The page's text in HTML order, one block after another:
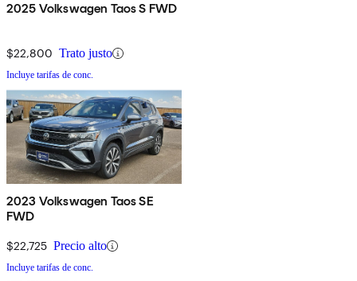
2025 Volkswagen Taos S FWD
$22,800 Trato justo
Incluye tarifas de conc.
2023 Volkswagen Taos SE
FWD
$22,725 Precio alto
Incluye tarifas de conc.